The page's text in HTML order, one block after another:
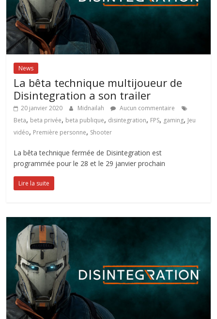
News
La bêta technique multijoueur de
Disintegration a son trailer
20 janvier 2020 Midnailah
Aucun commentaire
Beta, beta privée, beta publique, disintegration, FPS, gaming, Jeu
vidéo, Première personne, Shooter
La bêta technique fermée de Disintegration est
programmée pour le 28 et le 29 janvier prochain
Lire la suite